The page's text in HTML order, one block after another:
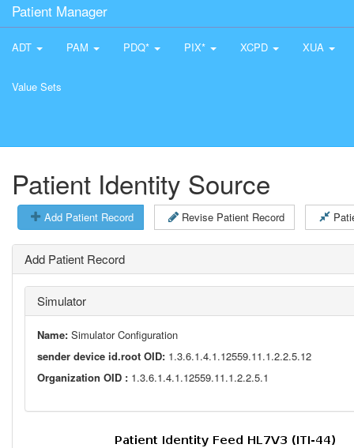
Patient Manager
ADT PAM PDQ* PIX* XCPD XUA
Value Sets
Patient Identity Source
Add Patient Record Revise Patient Record
Add Patient Record
Simulator
Name: Simulator Configuration
sender device id.root OID: 1.3.6.1.4.1.12559.11.1.2.2.5.12
Organization OID : 1.3.6.1.4.1.12559.11.1.2.2.5.1